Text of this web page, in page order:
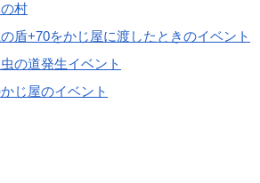
村
盾+70をかじ屋に渡したときのイベント
の道発生イベント
じ屋のイベント